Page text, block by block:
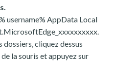
username% AppData Local
dossiers, cliquez dessus
la souris et appuyez sur